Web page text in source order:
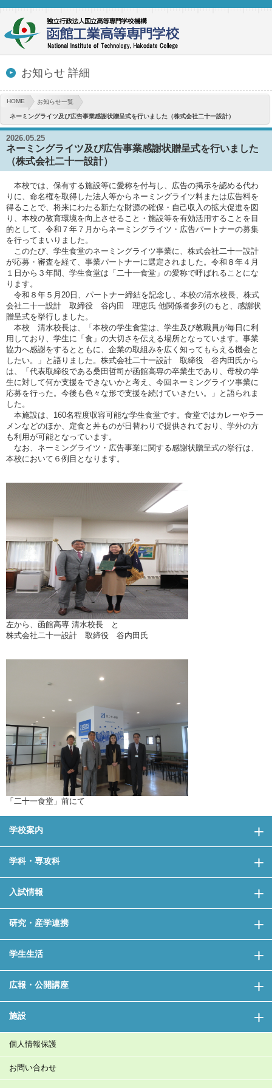
お知らせ 詳細
HOME お知らせ一覧
ネーミングライツ及び広告事業感謝状贈呈式を行いました（株式会社二十一設計）
2026.05.25
ネーミングライツ及び広告事業感謝状贈呈式を行いました
（株式会社二十一設計）
本校では、保有する施設等に愛称を付与し、広告の掲示を認める代わ
りに、命名権を取得した法人等からネーミングライツ料または広告料を
得ることで、将来にわたる新たな財源の確保・自己収入の拡大促進を図
り、本校の教育環境を向上させること・施設等を有効活用することを目
的として、令和７年７月からネーミングライツ・広告パートナーの募集
を行ってまいりました。
このたび、学生食堂のネーミングライツ事業に、株式会社二十一設計
が応募・審査を経て、事業パートナーに選定されました。令和８年４月
１日から３年間、学生食堂は「二十一食堂」の愛称で呼ばれることにな
ります。
令和８年５月20日、パートナー締結を記念し、本校の清水校長、株式
会社二十一設計 取締役 谷内田 理恵氏 他関係者参列のもと、感謝状
贈呈式を挙行しました。
本校 清水校長は、「本校の学生食堂は、学生及び教職員が毎日に利
用しており、学生に「食」の大切さを伝える場所となっています。事業
協力へ感謝をするとともに、企業の取組みを広く知ってもらえる機会と
したい。」と語りました。株式会社二十一設計 取締役 谷内田氏から
は、「代表取締役である桑田哲司が函館高専の卒業生であり、母校の学
生に対して何か支援をできないかと考え、今回ネーミングライツ事業に
応募を行った。今後も色々な形で支援を続けていきたい。」と語られま
した。
本施設は、160名程度収容可能な学生食堂です。食堂ではカレーやラー
メンなどのほか、定食と丼ものが日替わりで提供されており、学外の方
も利用が可能となっています。
なお、ネーミングライツ・広告事業に関する感謝状贈呈式の挙行は、
本校において６例目となります。
左から、函館高専 清水校長 と
株式会社二十一設計 取締役 谷内田氏
「二十一食堂」前にて
学校案内
学科・専攻科
入試情報
研究・産学連携
学生生活
広報・公開講座
施設
個人情報保護
お問い合わせ